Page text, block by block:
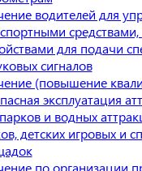
водителей для
для подачи
сигналов
(повышение
эксплуатация
и водных
детских игровых и
по организации